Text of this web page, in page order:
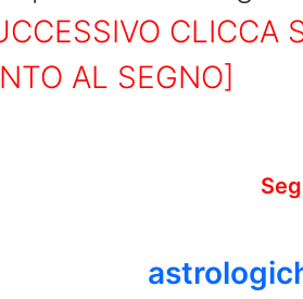
CLICCA
AL SEGNO]